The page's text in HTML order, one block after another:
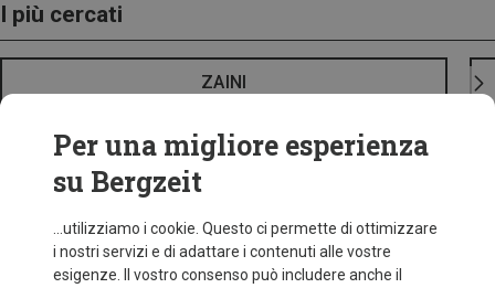
I più cercati
ZAINI
Per una migliore esperienza
su Bergzeit
...utilizziamo i cookie. Questo ci permette di ottimizzare
i nostri servizi e di adattare i contenuti alle vostre
esigenze. Il vostro consenso può includere anche il